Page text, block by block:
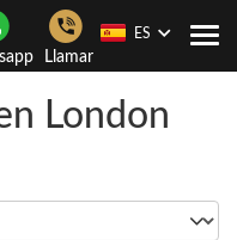
Llamar
ES
London